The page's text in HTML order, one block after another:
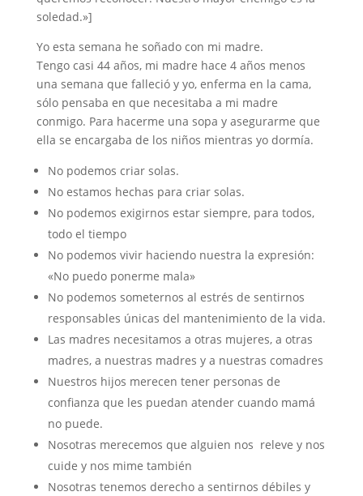
soledad.»]
Yo esta semana he soñado con mi madre.
Tengo casi 44 años, mi madre hace 4 años menos
una semana que falleció y yo, enferma en la cama,
sólo pensaba en que necesitaba a mi madre
conmigo. Para hacerme una sopa y asegurarme que
ella se encargaba de los niños mientras yo dormía.
No podemos criar solas.
No estamos hechas para criar solas.
No podemos exigirnos estar siempre, para todos,
todo el tiempo
No podemos vivir haciendo nuestra la expresión:
«No puedo ponerme mala»
No podemos someternos al estrés de sentirnos
responsables únicas del mantenimiento de la vida.
Las madres necesitamos a otras mujeres, a otras
madres, a nuestras madres y a nuestras comadres
Nuestros hijos merecen tener personas de
confianza que les puedan atender cuando mamá
no puede.
Nosotras merecemos que alguien nos releve y nos
cuide y nos mime también
Nosotras tenemos derecho a sentirnos débiles y